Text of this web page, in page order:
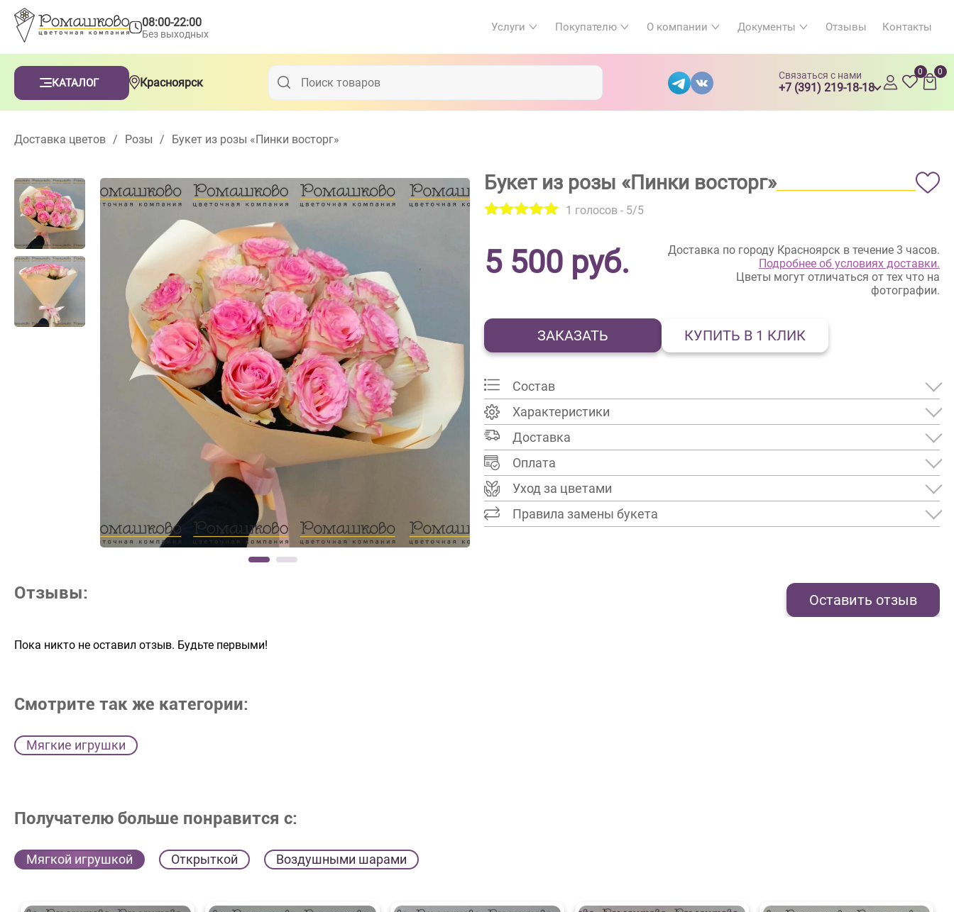
08:00-22:00
Без выходных
Услуги Покупателю О компании Документы Отзывы Контакты
КАТАЛОГ Красноярск
Связаться с нами
+7 (391) 219-18-18
0 0
Доставка цветов / Розы / Букет из розы «Пинки восторг»
Букет из розы «Пинки восторг»
1 голосов - 5/5
5 500 руб.
Доставка по городу Красноярск в течение 3 часов.
Подробнее об условиях доставки.
Цветы могут отличаться от тех что на
фотографии.
ЗАКАЗАТЬ КУПИТЬ В 1 КЛИК
Состав
Характеристики
Доставка
Оплата
Уход за цветами
Правила замены букета
Отзывы: Оставить отзыв
Пока никто не оставил отзыв. Будьте первыми!
Смотрите так же категории:
Мягкие игрушки
Получателю больше понравится с:
Мягкой игрушкой Открыткой Воздушными шарами